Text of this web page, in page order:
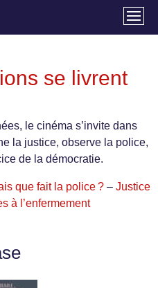
se livrent
le cinéma s’invite dans
la justice, observe la police,
de la démocratie.
que fait la police ? – Justice
à l’enfermement